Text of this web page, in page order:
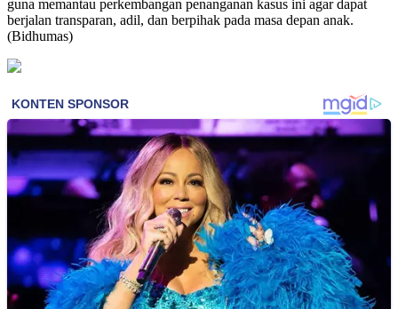
guna memantau perkembangan penanganan kasus ini agar dapat
berjalan transparan, adil, dan berpihak pada masa depan anak.
(Bidhumas)